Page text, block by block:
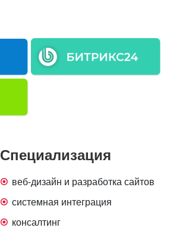
Специализация
веб-дизайн и разработка сайтов
системная интеграция
консалтинг